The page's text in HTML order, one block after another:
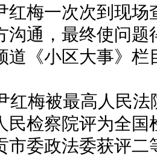
红梅一次次到现
沟通，最终使问
道《小区大事》栏
梅被最高人民法
民检察院评为全
市委政法委获评